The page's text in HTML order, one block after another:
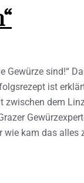
Gewürze sind!“
ist
zwischen dem
wie kam das alles